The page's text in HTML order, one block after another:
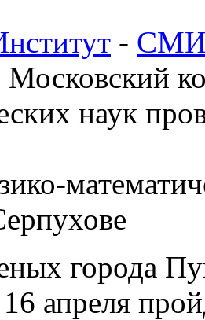
- СМИ
Московский
наук
города
апреля